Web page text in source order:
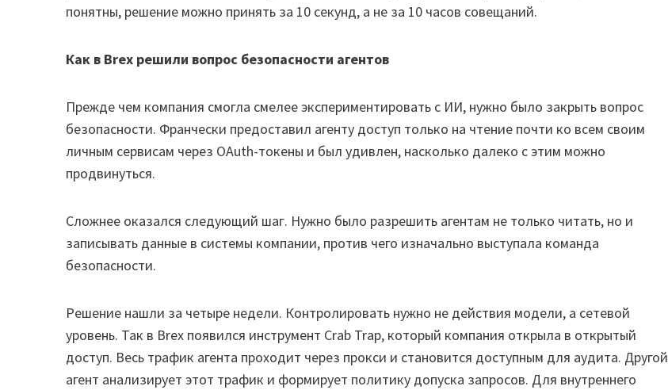
понятны, решение можно принять за 10 секунд, а не за 10 часов совещаний.
Как в Brex решили вопрос безопасности агентов
Прежде чем компания смогла смелее экспериментировать с ИИ, нужно было закрыть вопрос
безопасности. Франчески предоставил агенту доступ только на чтение почти ко всем своим
личным сервисам через OAuth-токены и был удивлен, насколько далеко с этим можно
продвинуться.
Сложнее оказался следующий шаг. Нужно было разрешить агентам не только читать, но и
записывать данные в системы компании, против чего изначально выступала команда
безопасности.
Решение нашли за четыре недели. Контролировать нужно не действия модели, а сетевой
уровень. Так в Brex появился инструмент Crab Trap, который компания открыла в открытый
доступ. Весь трафик агента проходит через прокси и становится доступным для аудита. Другой
агент анализирует этот трафик и формирует политику допуска запросов. Для внутреннего